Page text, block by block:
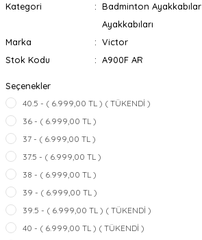
Kategori Badminton Ayakkabılar
Ayakkabıları
Marka
Victor
Stok Kodu
A900F AR
Seçenekler
40.5 - ( 6.999,00 TL ) ( TÜKENDİ )
36 - ( 6.999,00 TL )
37 - ( 6.999,00 TL )
37.5 - ( 6.999,00 TL )
38 - ( 6.999,00 TL )
39 - ( 6.999,00 TL )
39.5 - ( 6.999,00 TL ) ( TÜKENDİ )
40 - ( 6.999,00 TL ) ( TÜKENDİ )